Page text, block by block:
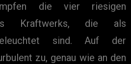
die vier riesigen
Kraftwerks, die als
sind. Auf der
zu, genau wie an den